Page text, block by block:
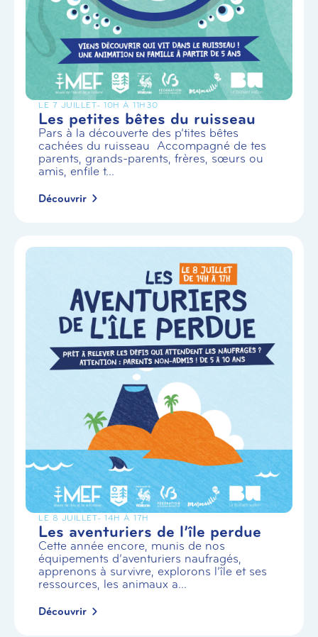
LE 7 JUILLET- 10H À 11H30
Les petites bêtes du ruisseau
Pars à la découverte des p’tites bêtes
cachées du ruisseau Accompagné de tes
parents, grands-parents, frères, sœurs ou
amis, enfile t...
Découvrir
LE 8 JUILLET- 14H À 17H
Les aventuriers de l’île perdue
Cette année encore, munis de nos
équipements d’aventuriers naufragés,
apprenons à survivre, explorons l’île et ses
ressources, les animaux a...
Découvrir